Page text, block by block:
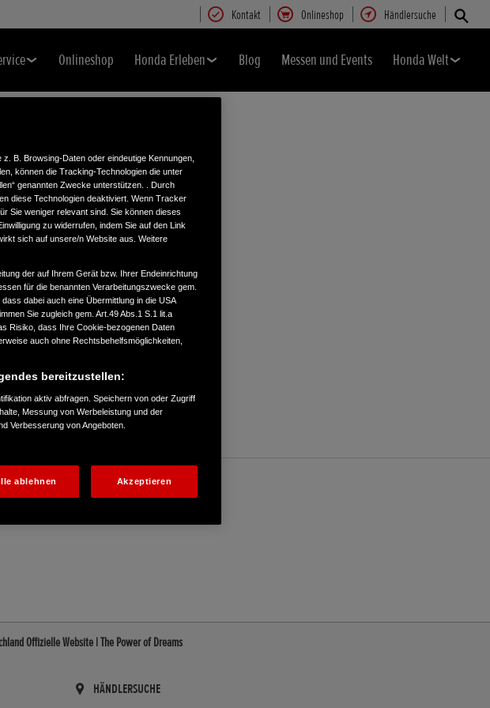
Kontakt Onlineshop Händlersuche
Onlineshop Honda Erleben Blog Messen und Events Honda Welt
Offizielle Website | The Power of Dreams
HÄNDLERSUCHE
B. Browsing-Daten oder eindeutige Kennungen,
können die Tracking-Technologien die unter
genannten Zwecke unterstützen. . Durch
diese Technologien deaktiviert. Wenn Tracker
Sie weniger relevant sind. Sie können dieses
zu widerrufen, indem Sie auf den Link
sich auf unsere/n Website aus. Weitere
der auf Ihrem Gerät bzw. Ihrer Endeinrichtung
für die benannten Verarbeitungszwecke gem.
dabei auch eine Übermittlung in die USA
Sie zugleich gem. Art.49 Abs.1 S.1 lit.a
Risiko, dass Ihre Cookie-bezogenen Daten
auch ohne Rechtsbehelfsmöglichkeiten,
bereitzustellen:
aktiv abfragen. Speichern von oder Zugriff
Messung von Werbeleistung und der
Verbesserung von Angeboten.
ablehnen Akzeptieren